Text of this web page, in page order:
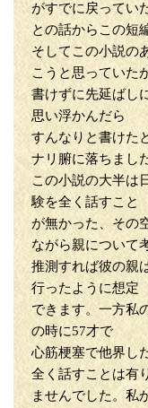
がすでに戻ってい
との話からこの
そしてこの小説の
こうと思っていた
書けずに先延ばし
思い浮かんだら
すんなりと書けた
ナリ腑に落ちまし
この小説の大半は
験を全く話すこと
が無かった、その
ながら親について
推測すれば彼の親
行ったように想定
できます。一方私
の時に57才で
心筋梗塞で他界し
全く話すことは有
ませんでした。私